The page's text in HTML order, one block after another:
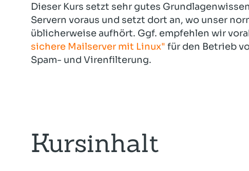
Dieser Kurs setzt sehr gutes
Servern voraus und setzt dort an, wo unser
üblicherweise aufhört. Ggf. empfehlen wir
sichere Mailserver mit Linux" für den Betrieb
Spam- und Virenfilterung.
Kursinhalt